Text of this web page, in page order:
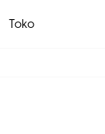
Toko